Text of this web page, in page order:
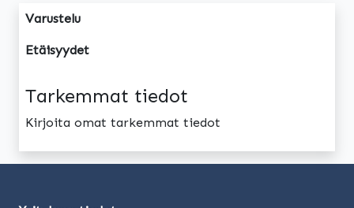
Varustelu
Etäisyydet
Tarkemmat tiedot
Kirjoita omat tarkemmat tiedot